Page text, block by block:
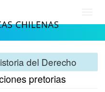
del Derecho
pretorias